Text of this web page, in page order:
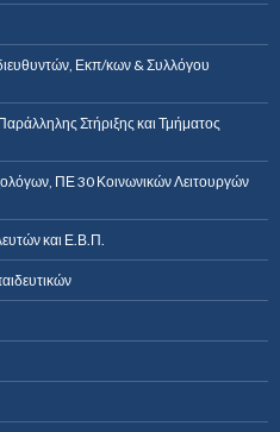
Εκπ/κων & Συλλόγου
Στήριξης και Τμήματος
ΠΕ 30 Κοινωνικών Λειτουργών
και Ε.Β.Π.